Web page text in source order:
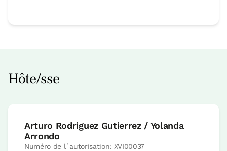
Hôte/sse
Arturo Rodriguez Gutierrez / Yolanda
Arrondo
Numéro de l´autorisation: XVI00037